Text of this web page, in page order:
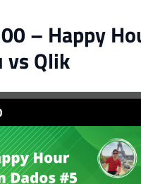
– Happy
vs Qlik